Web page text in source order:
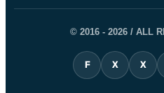
© 2016 - 2026 / ALL
F X X